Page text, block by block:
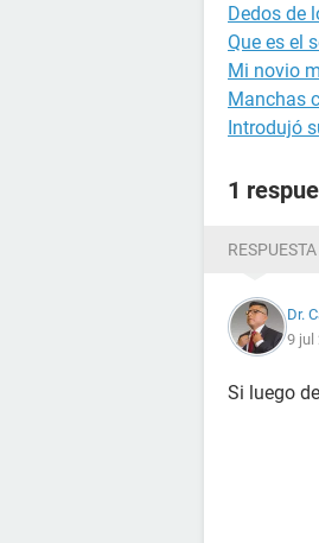
Dedos de
Que es el
Mi novio
Manchas
Introdujó
1
Dr.
9 jul
Si luego